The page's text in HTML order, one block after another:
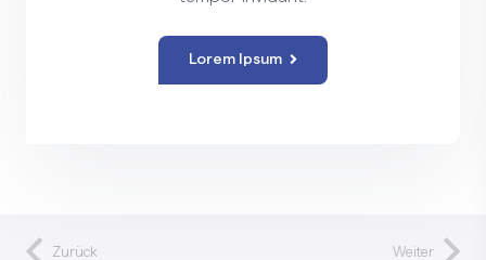
Lorem Ipsum
Zurück Weiter